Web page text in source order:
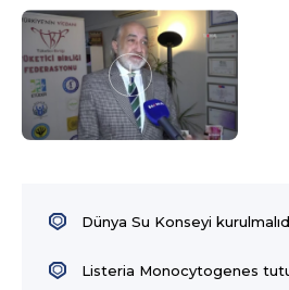
Dünya Su Konseyi
Listeria Monocytogenes